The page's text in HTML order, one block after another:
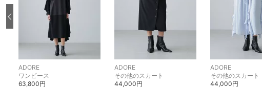
ADORE
ワンピース
63,800円
ADORE
その他のスカート
44,000円
ADORE
その他のスカート
44,000円